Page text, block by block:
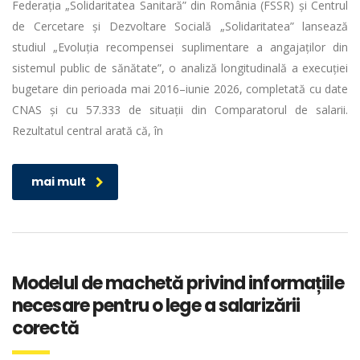
Federația „Solidaritatea Sanitară” din România (FSSR) și Centrul
de Cercetare și Dezvoltare Socială „Solidaritatea” lansează
studiul „Evoluția recompensei suplimentare a angajaților din
sistemul public de sănătate”, o analiză longitudinală a execuției
bugetare din perioada mai 2016–iunie 2026, completată cu date
CNAS și cu 57.333 de situații din Comparatorul de salarii.
Rezultatul central arată că, în
mai mult
Modelul de machetă privind informațiile
necesare pentru o lege a salarizării
corectă